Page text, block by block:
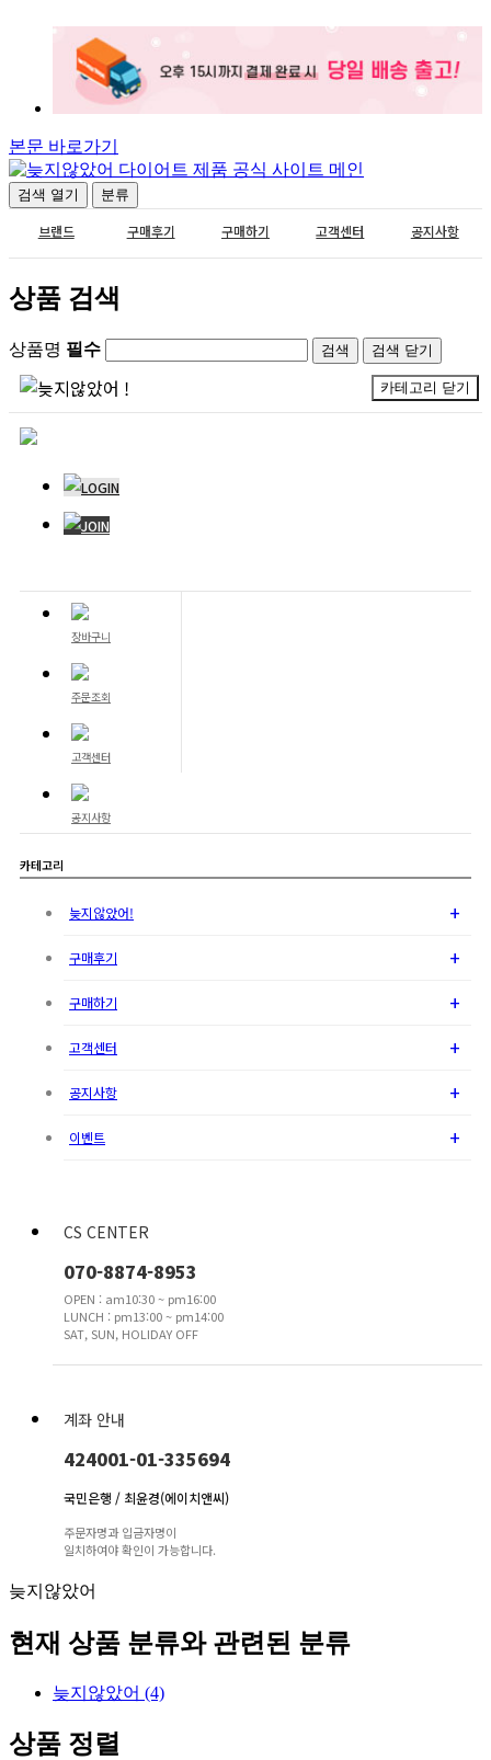
본문 바로가기
검색 열기 분류
브랜드 구매후기 구매하기 고객센터 공지사항
상품 검색
상품명 필수 검색 닫기
카테고리 닫기
LOGIN
JOIN
장바구니
주문조회
고객센터
공지사항
카테고리
늦지않았어! +
구매후기 +
구매하기 +
고객센터 +
공지사항 +
이벤트 +
CS CENTER
070-8874-8953
OPEN : am10:30 ~ pm16:00
LUNCH : pm13:00 ~ pm14:00
SAT, SUN, HOLIDAY OFF
계좌 안내
424001-01-335694
국민은행 / 최윤경(에이치앤씨)
주문자명과 입금자명이
일치하여야 확인이 가능합니다.
늦지않았어
현재 상품 분류와 관련된 분류
늦지않았어 (4)
상품 정렬